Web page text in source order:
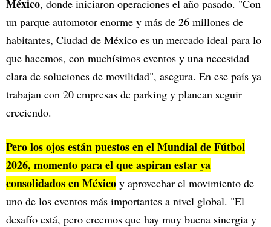
México, donde iniciaron operaciones el año pasado. "Con
un parque automotor enorme y más de 26 millones de
habitantes, Ciudad de México es un mercado ideal para lo
que hacemos, con muchísimos eventos y una necesidad
clara de soluciones de movilidad", asegura. En ese país ya
trabajan con 20 empresas de parking y planean seguir
creciendo.
Pero los ojos están puestos en el Mundial de Fútbol
2026, momento para el que aspiran estar ya
consolidados en México y aprovechar el movimiento de
uno de los eventos más importantes a nivel global. "El
desafío está, pero creemos que hay muy buena sinergia y